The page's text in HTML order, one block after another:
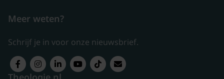
Meer weten?
Schrijf je in voor onze nieuwsbrief.